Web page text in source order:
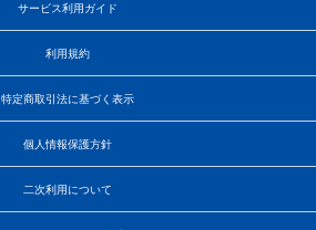
サービス利用ガイド
利用規約
特定商取引法に基づく表示
個人情報保護方針
二次利用について